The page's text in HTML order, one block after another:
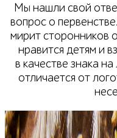
Мы нашли свой
вопрос о
мирит сторонников
нравится детям и
в качестве знака
отличается от